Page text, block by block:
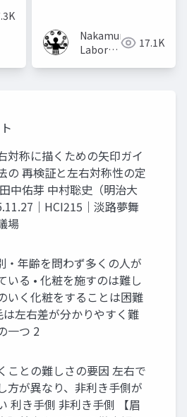
Nakamura
Laboratory 17.1K
対称に描くための矢印ガイ
の 再検証と左右対称性の定
中佑芽 中村聡史（明治大
｜HCI215｜淡路夢舞
場
・年齢を問わず多くの人が
いる • 化粧を施すのは難し
いく化粧をすることは困難
は左右差が分かりやすく難
一つ 2
ことの難しさの要因 左右で
方が異なり、非利き手側が
利き手側 非利き手側 【眉